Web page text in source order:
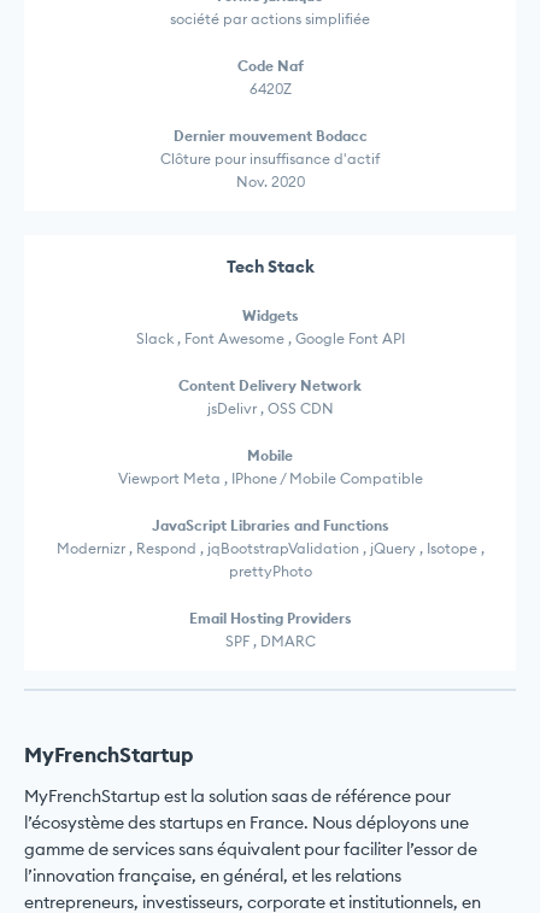
société par actions simplifiée
Code Naf
6420Z
Dernier mouvement Bodacc
Clôture pour insuffisance d'actif
Nov. 2020
Tech Stack
Widgets
Slack , Font Awesome , Google Font API
Content Delivery Network
jsDelivr , OSS CDN
Mobile
Viewport Meta , IPhone / Mobile Compatible
JavaScript Libraries and Functions
Modernizr , Respond , jqBootstrapValidation , jQuery , Isotope ,
prettyPhoto
Email Hosting Providers
SPF , DMARC
MyFrenchStartup
MyFrenchStartup est la solution saas de référence pour
l’écosystème des startups en France. Nous déployons une
gamme de services sans équivalent pour faciliter l’essor de
l’innovation française, en général, et les relations
entrepreneurs, investisseurs, corporate et institutionnels, en